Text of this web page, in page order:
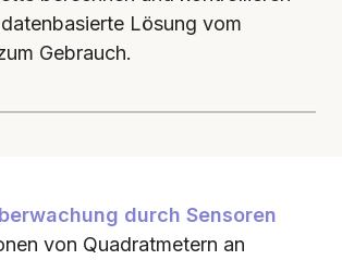
Lösung vom
Gebrauch.
durch Sensoren
von Quadratmetern an